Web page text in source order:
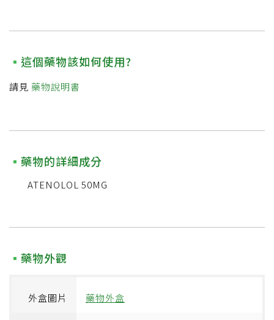
這個藥物該如何使用?
請見 藥物說明書
藥物的詳細成分
ATENOLOL 50MG
藥物外觀
外盒圖片 藥物外盒